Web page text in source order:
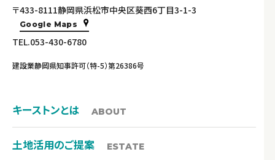
〒433-8111静岡県浜松市中央区葵西6丁目3-1-3
Google Maps
TEL.053-430-6780
建設業静岡県知事許可（特-5）第26386号
キーストンとは ABOUT
土地活用のご提案 ESTATE